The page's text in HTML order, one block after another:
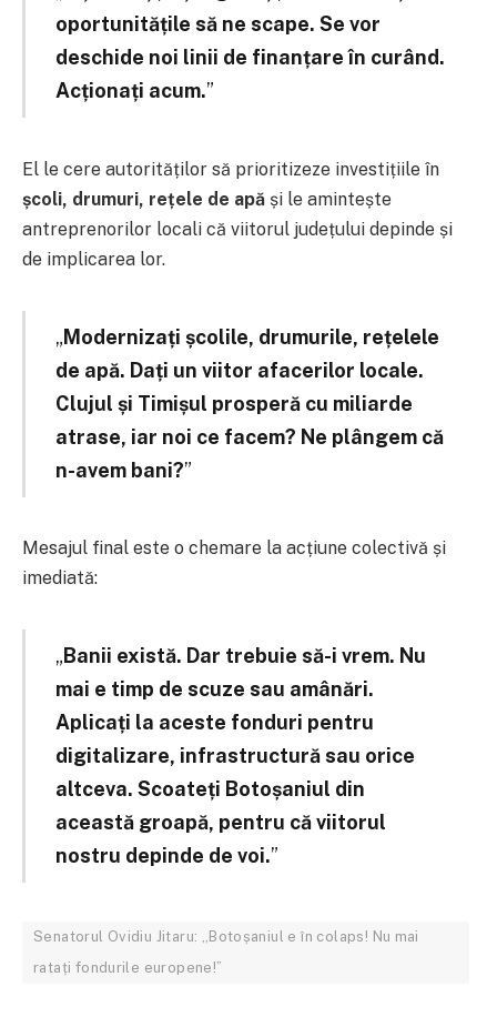
oportunitățile să ne scape. Se vor
deschide noi linii de finanțare în curând.
Acționați acum.”
El le cere autorităților să prioritizeze investițiile în
școli, drumuri, rețele de apă și le amintește
antreprenorilor locali că viitorul județului depinde și
de implicarea lor.
„Modernizați școlile, drumurile, rețelele
de apă. Dați un viitor afacerilor locale.
Clujul și Timișul prosperă cu miliarde
atrase, iar noi ce facem? Ne plângem că
n-avem bani?”
Mesajul final este o chemare la acțiune colectivă și
imediată:
„Banii există. Dar trebuie să-i vrem. Nu
mai e timp de scuze sau amânări.
Aplicați la aceste fonduri pentru
digitalizare, infrastructură sau orice
altceva. Scoateți Botoșaniul din
această groapă, pentru că viitorul
nostru depinde de voi.”
Senatorul Ovidiu Jitaru: „Botoșaniul e în colaps! Nu mai
ratați fondurile europene!”